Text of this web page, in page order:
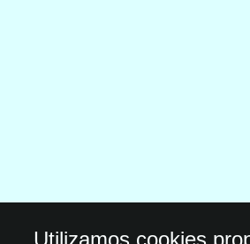
Utilizamos cookies